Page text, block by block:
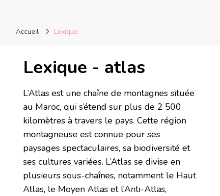
Accueil Lexique
Lexique - atlas
L’Atlas est une chaîne de montagnes située
au Maroc, qui s’étend sur plus de 2 500
kilomètres à travers le pays. Cette région
montagneuse est connue pour ses
paysages spectaculaires, sa biodiversité et
ses cultures variées. L’Atlas se divise en
plusieurs sous-chaînes, notamment le Haut
Atlas, le Moyen Atlas et l’Anti-Atlas,